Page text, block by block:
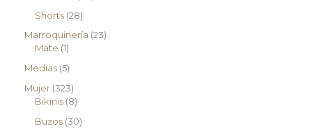
Shorts 28
Marroquinería 23
Mate 1
Medias 5
Mujer 323
Bikinis 8
Buzos 30